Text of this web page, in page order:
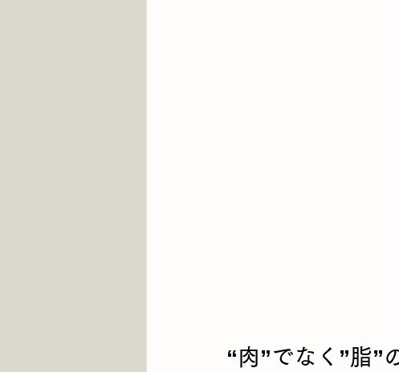
“肉”でなく”脂”